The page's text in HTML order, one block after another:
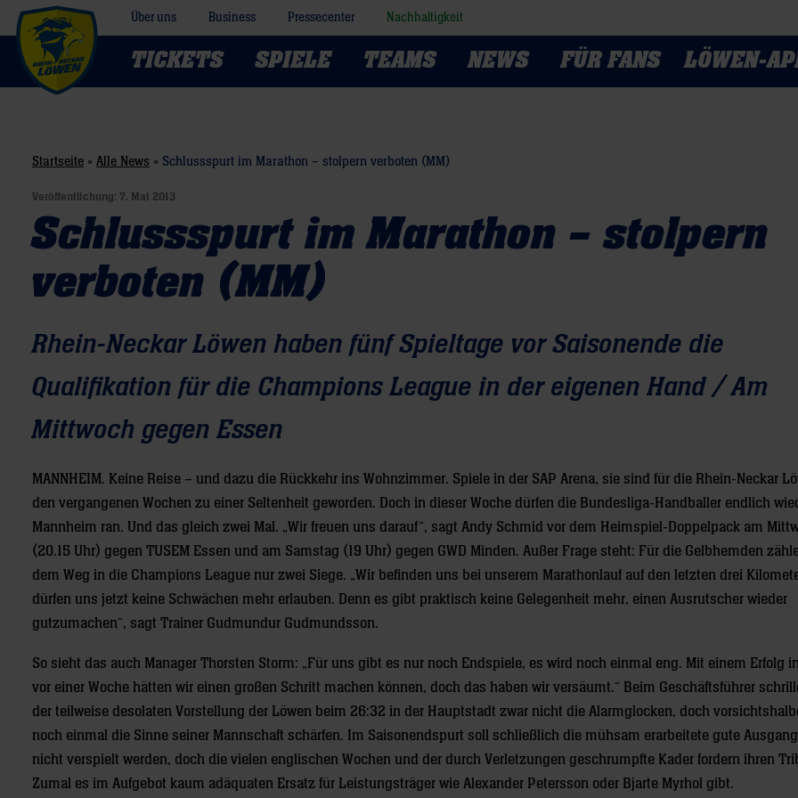
Über uns Business Pressecenter Nachhaltigkeit
TICKETS SPIELE TEAMS NEWS FÜR FANS LÖWEN-
Startseite » Alle News » Schlussspurt im Marathon – stolpern verboten (MM)
Veröffentlichung: 7. Mai 2013
Schlussspurt im Marathon – stolpern
verboten (MM)
Rhein-Neckar Löwen haben fünf Spieltage vor Saisonende die
Qualifikation für die Champions League in der eigenen Hand / Am
Mittwoch gegen Essen
MANNHEIM. Keine Reise – und dazu die Rückkehr ins Wohnzimmer. Spiele in der SAP Arena, sie sind für die Rhein-Neckar
den vergangenen Wochen zu einer Seltenheit geworden. Doch in dieser Woche dürfen die Bundesliga-Handballer endlich
Mannheim ran. Und das gleich zwei Mal. „Wir freuen uns darauf“, sagt Andy Schmid vor dem Heimspiel-Doppelpack am
(20.15 Uhr) gegen TUSEM Essen und am Samstag (19 Uhr) gegen GWD Minden. Außer Frage steht: Für die Gelbhemden
dem Weg in die Champions League nur zwei Siege. „Wir befinden uns bei unserem Marathonlauf auf den letzten drei
dürfen uns jetzt keine Schwächen mehr erlauben. Denn es gibt praktisch keine Gelegenheit mehr, einen Ausrutscher wieder
gutzumachen“, sagt Trainer Gudmundur Gudmundsson.
So sieht das auch Manager Thorsten Storm: „Für uns gibt es nur noch Endspiele, es wird noch einmal eng. Mit einem Erfolg
vor einer Woche hätten wir einen großen Schritt machen können, doch das haben wir versäumt.“ Beim Geschäftsführer
der teilweise desolaten Vorstellung der Löwen beim 26:32 in der Hauptstadt zwar nicht die Alarmglocken, doch
noch einmal die Sinne seiner Mannschaft schärfen. Im Saisonendspurt soll schließlich die mühsam erarbeitete gute
nicht verspielt werden, doch die vielen englischen Wochen und der durch Verletzungen geschrumpfte Kader fordern ihren
Zumal es im Aufgebot kaum adäquaten Ersatz für Leistungsträger wie Alexander Petersson oder Bjarte Myrhol gibt.